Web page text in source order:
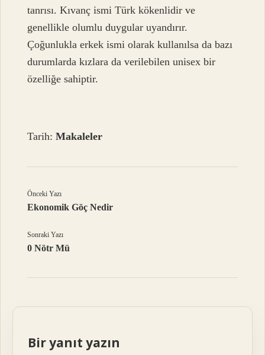
tanrısı. Kıvanç ismi Türk kökenlidir ve
genellikle olumlu duygular uyandırır.
Çoğunlukla erkek ismi olarak kullanılsa da bazı
durumlarda kızlara da verilebilen unisex bir
özelliğe sahiptir.
Tarih:Makaleler
Önceki Yazı
Ekonomik Göç Nedir
Sonraki Yazı
0 Nötr Mü
Bir yanıt yazın